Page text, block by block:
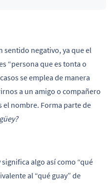
sentido negativo, ya que el
“persona que es tonta o
se emplea de manera
a un amigo o compañero
el nombre. Forma parte de
algo así como “qué
al “qué guay” de